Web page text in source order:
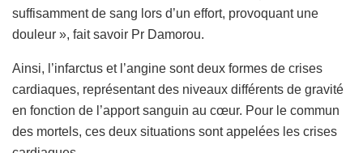
suffisamment de sang lors d’un effort, provoquant une
douleur », fait savoir Pr Damorou.
Ainsi, l’infarctus et l’angine sont deux formes de crises
cardiaques, représentant des niveaux différents de gravité
en fonction de l’apport sanguin au cœur. Pour le commun
des mortels, ces deux situations sont appelées les crises